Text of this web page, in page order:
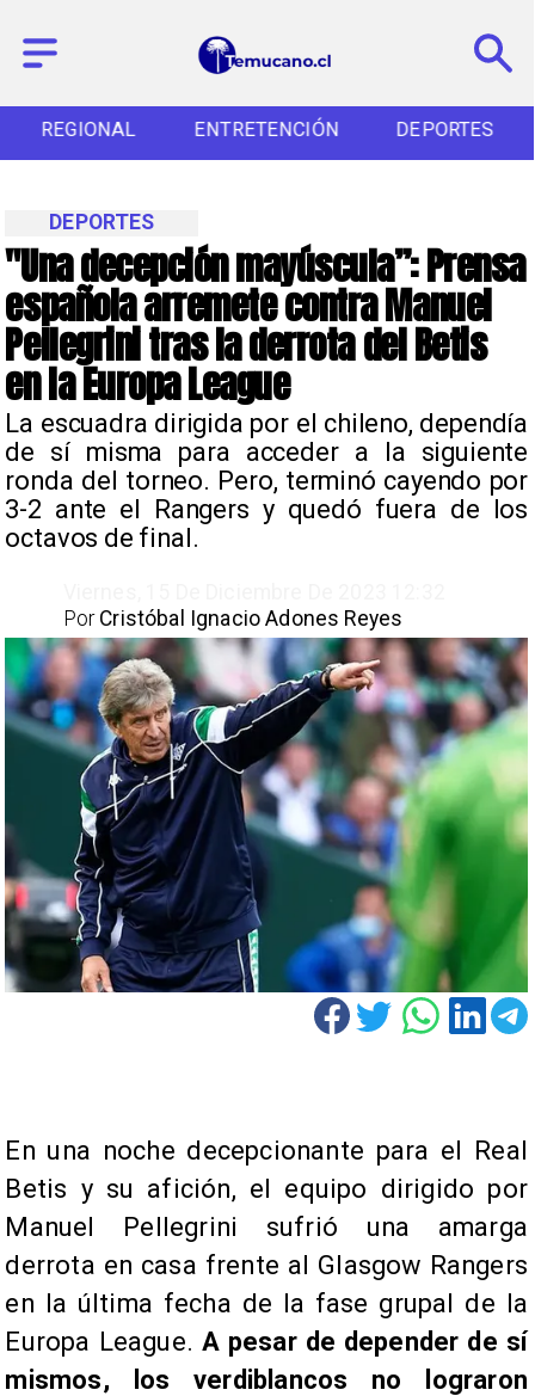
REGIONAL ENTRETENCIÓN DEPORTES
"Una decepción mayúscula”: Prensa
española arremete contra Manuel
Pellegrini tras la derrota del Betis
en la Europa League
​La escuadra dirigida por el chileno, dependía
de sí misma para acceder a la siguiente
ronda del torneo. Pero, terminó cayendo por
3-2 ante el Rangers y quedó fuera de los
octavos de final.
DEPORTES
Cristóbal Ignacio Adones Reyes
Por
En una noche decepcionante para el Real
Betis y su afición, el equipo dirigido por
Manuel Pellegrini sufrió una amarga
derrota en casa frente al Glasgow Rangers
en la última fecha de la fase grupal de la
Europa League. A pesar de depender de sí
mismos, los verdiblancos no lograron